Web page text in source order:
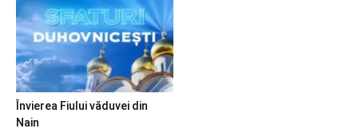
Învierea Fiului văduvei din
Nain